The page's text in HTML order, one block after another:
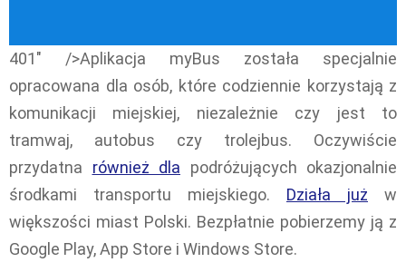
401" />Aplikacja myBus została specjalnie
opracowana dla osób, które codziennie korzystają z
komunikacji miejskiej, niezależnie czy jest to
tramwaj, autobus czy trolejbus. Oczywiście
przydatna również dla podróżujących okazjonalnie
środkami transportu miejskiego. Działa już w
większości miast Polski. Bezpłatnie pobierzemy ją z
Google Play, App Store i Windows Store.